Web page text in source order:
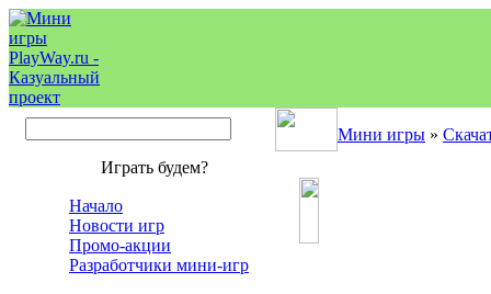
Мини игры »
Играть будем?
Начало
Новости игр
Промо-акции
Разработчики мини-игр